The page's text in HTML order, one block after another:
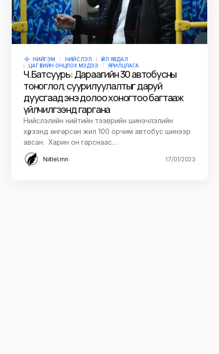
НИЙГЭМ НИЙСЛЭЛ
ҮЙЛ ЯВДАЛ
ЦАГ ҮЕИЙН ОНЦЛОХ МЭДЭЭ
ЯРИЛЦЛАГА
Ч.Батсуурь: Дараагийн 30 автобусны
тоноглол, суурилуулалтыг даруй
дуусгаад энэ долоо хоногтоо багтааж
үйлчилгээнд гаргана
Нийслэлийн нийтийн тээврийн шинэчлэлийн
хүрээнд өнгөрсөн жил 100 орчим автобус шинээр
авсан. Харин он гарснаас…
Niitlel.mn 17/01/2023